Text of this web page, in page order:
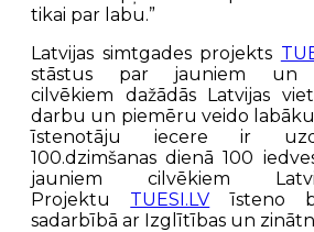
tikai par labu.”
Latvijas simtgades projekts
stāstus par jauniem un
cilvēkiem dažādās Latvijas
darbu un piemēru veido
īstenotāju iecere ir
100.dzimšanas dienā 100
jauniem cilvēkiem
Projektu TUESI.LV īsteno
sadarbībā ar Izglītības un